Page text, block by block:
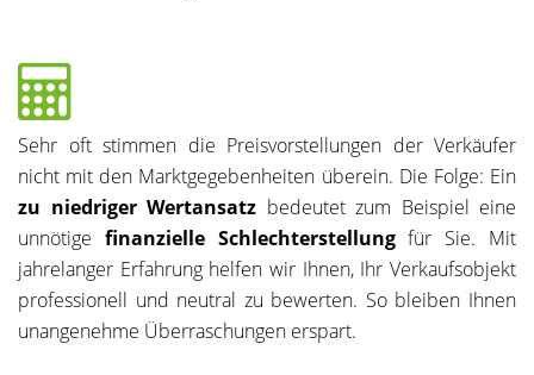
Sehr oft stimmen die Preisvorstellungen der Verkäufer
nicht mit den Marktgegebenheiten überein. Die Folge: Ein
zu niedriger Wertansatz bedeutet zum Beispiel eine
unnötige finanzielle Schlechterstellungfür Sie. Mit
jahrelanger Erfahrung helfen wir Ihnen, Ihr Verkaufsobjekt
professionell und neutral zu bewerten. So bleiben Ihnen
unangenehme Überraschungen erspart.